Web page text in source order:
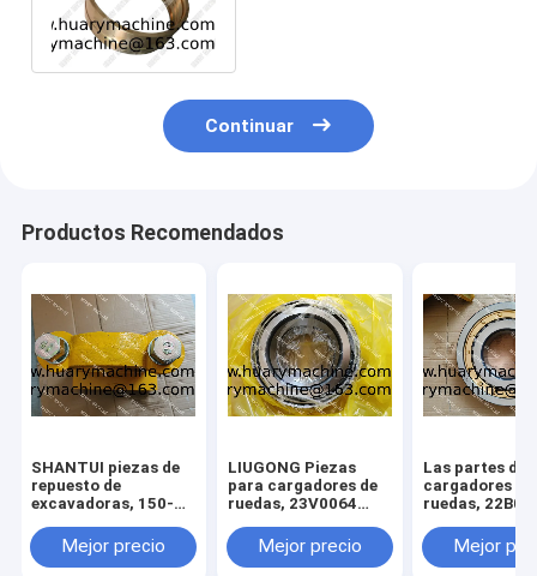
Continuar
Productos Recomendados
SHANTUI piezas de
repuesto de
excavadoras, 150-
13214 150-71-31420
perno, pivote assy
Mejor precio
LIUGONG Piezas
para cargadores de
ruedas, 23V0064
Mejor precio
Las partes de
cargadores de
ruedas,
Mejor